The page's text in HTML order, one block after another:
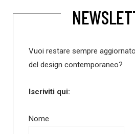
Vuoi restare sempre
del design contemporaneo?
Iscriviti qui:
Nome